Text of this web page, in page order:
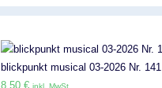
blickpunkt musical 03-2026 Nr. 141
8,50 € inkl. MwSt